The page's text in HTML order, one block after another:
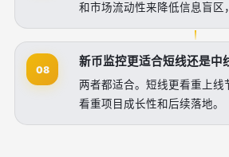
和市场流动性来降低信息盲区
08
新币监控更适合短线还是中
两者都适合。短线更看重上线
看重项目成长性和后续落地。